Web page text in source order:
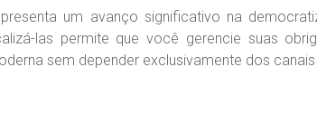
um avanço significativo na
las permite que você gerencie suas
sem depender exclusivamente dos